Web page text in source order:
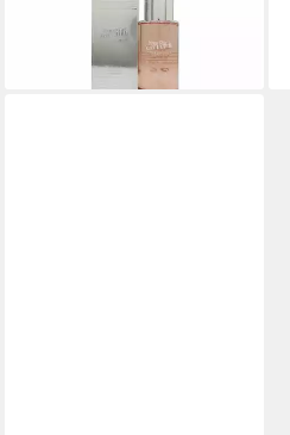
(167,00 €/ 1 l)
lieferbar in 2 Wochen